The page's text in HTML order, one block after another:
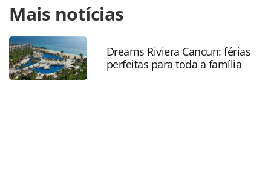
https://www.panrotas.com.br/aviacao/empresas/2021/02/
tem-aumento-de-3-em-media-de-voos-diarios-em-
janeiro_179669.html ou as ferramentas oferecidas na
página. Todo o conteúdo produzido pela PANROTAS
Editora é protegido pela legislação brasileira sobre direito
autoral. Não reproduza o conteúdo sem autorização da
Mais notícias
Dreams Riviera Cancun: férias
perfeitas para toda a família